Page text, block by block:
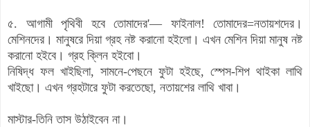
৫. আগামী পৃথিবী হবে তোমাদের'— ফাইনাল! তোমাদের=নতায়শদের।
মেশিনদের। মানুষরে দিয়া গ্রহ নষ্ট করানো হইলো। এখন মেশিন দিয়া মানুষ নষ্ট
করানো হইবে। গ্রহ ক্লিন হইবো।
নিষিদ্ধ ফল খাইছিলা, সামনে-পেছনে ফুটা হইছে, স্পেস-শিপ থাইকা লাথি
খাইছো। এখন গ্রহটারে ফুটা করতেছো, নতায়শের লাথি খাবা।
মাস্টার-তিনি তাস উঠাইবেন না।